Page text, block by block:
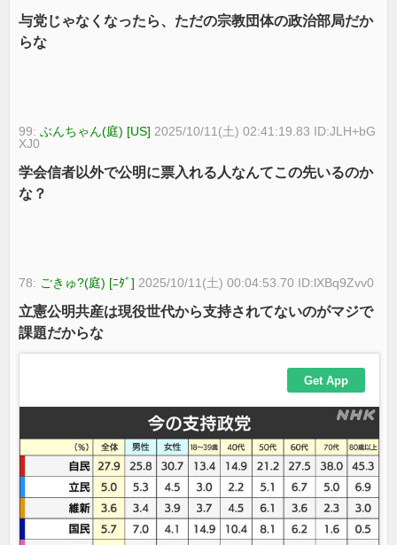
与党じゃなくなったら、ただの宗教団体の政治部局だか
らな
99:ぶんちゃん(庭) [US] 2025/10/11(土) 02:41:19.83 ID:JLH+bG
XJ0
学会信者以外で公明に票入れる人なんてこの先いるのか
な？
78: ごきゅ?(庭) [ﾆﾀﾞ] 2025/10/11(土) 00:04:53.70 ID:lXBq9Zvv0
立憲公明共産は現役世代から支持されてないのがマジで
課題だからな